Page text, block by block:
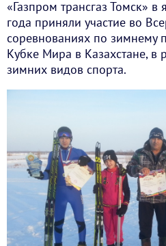
«Газпром трансгаз Томск» в
года приняли участие во
соревнованиях по зимнему
Кубке Мира в Казахстане, в
зимних видов спорта.